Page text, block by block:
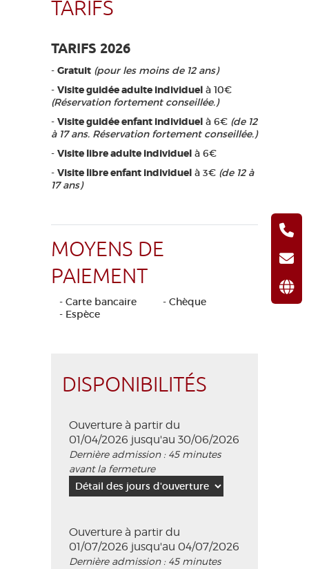
TARIFS
TARIFS 2026
- Gratuit (pour les moins de 12 ans)
- Visite guidée adulte individuel à 10€
(Réservation fortement conseillée.)
- Visite guidée enfant individuel à 6€ (de 12
à 17 ans. Réservation fortement conseillée.)
- Visite libre adulte individuel à 6€
- Visite libre enfant individuel à 3€ (de 12 à
17 ans)
MOYENS DE
PAIEMENT
- Carte bancaire
- Chèque
- Espèce
DISPONIBILITÉS
Ouverture à partir du
01/04/2026 jusqu'au 30/06/2026
Dernière admission : 45 minutes
avant la fermeture
Ouverture à partir du
01/07/2026 jusqu'au 04/07/2026
Dernière admission : 45 minutes